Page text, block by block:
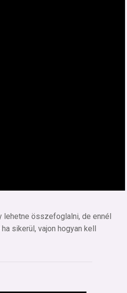
lehetne összefoglalni, de ennél
sikerül, vajon hogyan kell